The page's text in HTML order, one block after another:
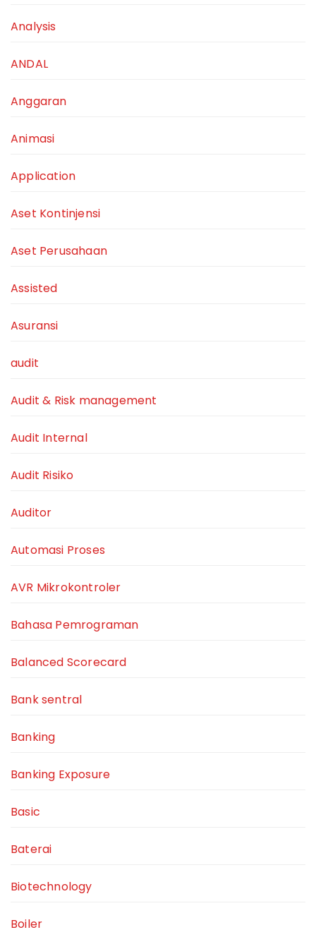
Analysis
ANDAL
Anggaran
Animasi
Application
Aset Kontinjensi
Aset Perusahaan
Assisted
Asuransi
audit
Audit & Risk management
Audit Internal
Audit Risiko
Auditor
Automasi Proses
AVR Mikrokontroler
Bahasa Pemrograman
Balanced Scorecard
Bank sentral
Banking
Banking Exposure
Basic
Baterai
Biotechnology
Boiler